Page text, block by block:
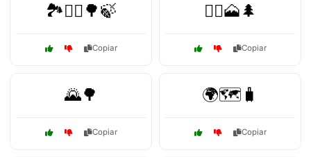
🏞️🚶‍♂️🌳🍃
Copiar
🧗‍♀️🗻🌲
Copiar
🌄🌳
Copiar
🌍🗺️🧳
Copiar